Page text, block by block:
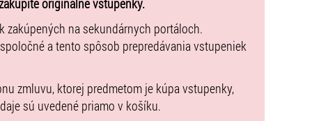
dobe jeho katastrofy bol, prežijete celú prehliadku
pre študentov budú pripravené špeciálne pracovné
v politike, vede a kultúre na začiatku 20. storočia a
originálne vstupenky.
na sekundárnych portáloch.
a tento spôsob prepredávania vstupeniek
zmluvu, ktorej predmetom je kúpa vstupenky,
sú uvedené priamo v košíku.